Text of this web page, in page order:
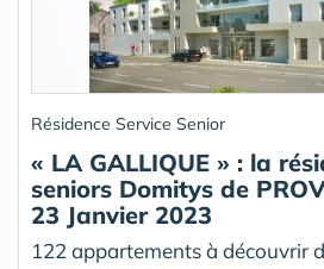
Résidence Service Senior
« LA GALLIQUE » : la
seniors Domitys de
23 Janvier 2023
122 appartements à découvrir